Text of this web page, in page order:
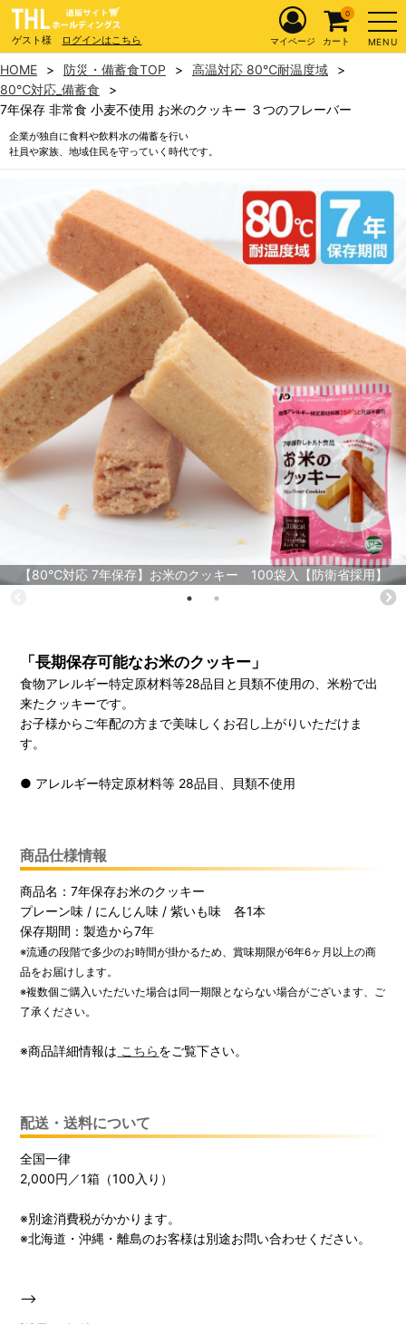
ゲスト様 ログインはこちら MENU
マイページ カート
0
HOME 防災・備蓄食TOP
高温対応 80℃耐温度域
80℃対応_備蓄食
7年保存 非常食 小麦不使用 お米のクッキー ３つのフレーバー
企業が独自に食料や飲料水の備蓄を行い
社員や家族、地域住民を守っていく時代です。
【80℃対応 7年保存】お米のクッキー 100袋入【防衛省採用】
「長期保存可能なお米のクッキー」
食物アレルギー特定原材料等28品目と貝類不使用の、米粉で出
来たクッキーです。
お子様からご年配の方まで美味しくお召し上がりいただけま
す。
● アレルギー特定原材料等 28品目、貝類不使用
商品仕様情報
商品名：7年保存お米のクッキー
プレーン味 / にんじん味 / 紫いも味 各1本
保存期間：製造から7年
※流通の段階で多少のお時間が掛かるため、賞味期限が6年6ヶ月以上の商
品をお届けします。
※複数個ご購入いただいた場合は同一期限とならない場合がございます、ご
了承ください。
※商品詳細情報は こちらをご覧下さい。
配送・送料について
全国一律
2,000円／1箱（100入り）
※別途消費税がかかります。
※北海道・沖縄・離島のお客様は別途お問い合わせください。
-->